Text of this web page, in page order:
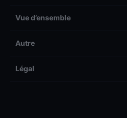
Vue d’ensemble
Autre
Légal